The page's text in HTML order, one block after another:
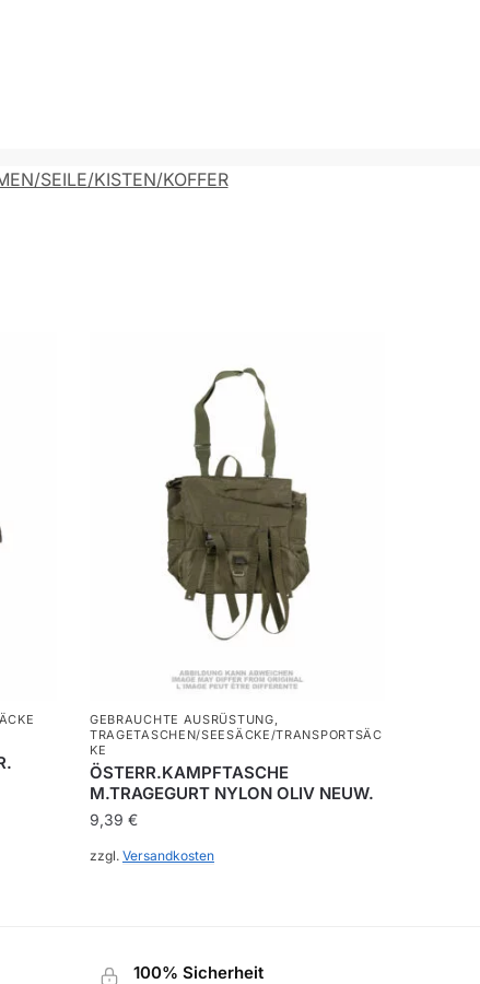
SEILE/KISTEN/KOFFER
GEBRAUCHTE AUSRÜSTUNG,
TRAGETASCHEN/SEESÄCKE/TRANSPORTSÄC
KE
ÖSTERR.KAMPFTASCHE
M.TRAGEGURT NYLON OLIV NEUW.
9,39 €
zzgl. Versandkosten
100% Sicherheit